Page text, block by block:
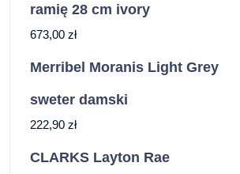
ramię 28 cm ivory
673,00 zł
Merribel Moranis Light Grey
sweter damski
222,90 zł
CLARKS Layton Rae